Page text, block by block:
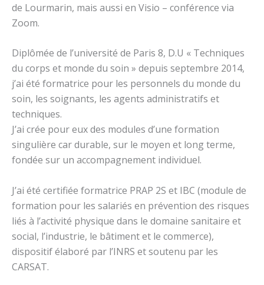
de Lourmarin, mais aussi en Visio – conférence via
Zoom.
Diplômée de l’université de Paris 8, D.U « Techniques
du corps et monde du soin » depuis septembre 2014,
j’ai été formatrice pour les personnels du monde du
soin, les soignants, les agents administratifs et
techniques.
J’ai crée pour eux des modules d’une formation
singulière car durable, sur le moyen et long terme,
fondée sur un accompagnement individuel.
J’ai été certifiée formatrice PRAP 2S et IBC (module de
formation pour les salariés en prévention des risques
liés à l’activité physique dans le domaine sanitaire et
social, l’industrie, le bâtiment et le commerce),
dispositif élaboré par l’INRS et soutenu par les
CARSAT.